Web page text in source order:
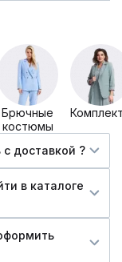
Брючные
костюмы
доставкой ?
в каталоге